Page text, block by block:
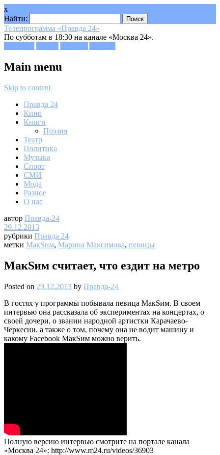
x
Найти:
Телепрограмма «Правда 24»
По субботам в 18:30 на канале «Москва 24».
Main menu
Skip to content
Правда 24
Кино
Книги
Поэзия
Театр
Политика
Музыка
Спорт
СМИ
Мода
Разное
О нас
автор Правда-24
29.12.2013
рубрики Правда 24
метки МакSим, Марина Максимова, певицы
МакSим считает, что ездит на метро
Posted on 29.12.2013 by Правда-24
В гостях у программы побывала певица МакSим. В своем
интервью она рассказала об экспериментах на концертах, о
своей дочери, о звании народной артистки Карачаево-
Черкесии, а также о том, почему она не водит машину и
какому Facebook МакSим можно верить.
Полную версию интервью смотрите на портале канала
«Москва 24»: http://www.m24.ru/videos/36903